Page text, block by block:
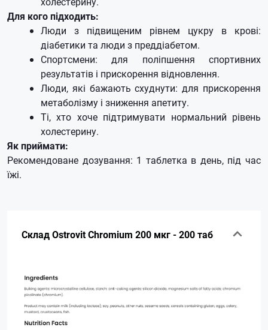
Для кого підходить:
Люди з підвищеним рівнем цукру в крові:
діабетики та люди з преддіабетом.
Спортсмени: для поліпшення спортивних
результатів і прискорення відновлення.
Люди, які бажають схуднути: для прискорення
метаболізму і зниження апетиту.
Ті, хто хоче підтримувати нормальний рівень
холестерину.
Як приймати:
Рекомендоване дозування: 1 таблетка в день, під час
їжі.
Склад Ostrovit Chromium 200 мкг - 200 таб